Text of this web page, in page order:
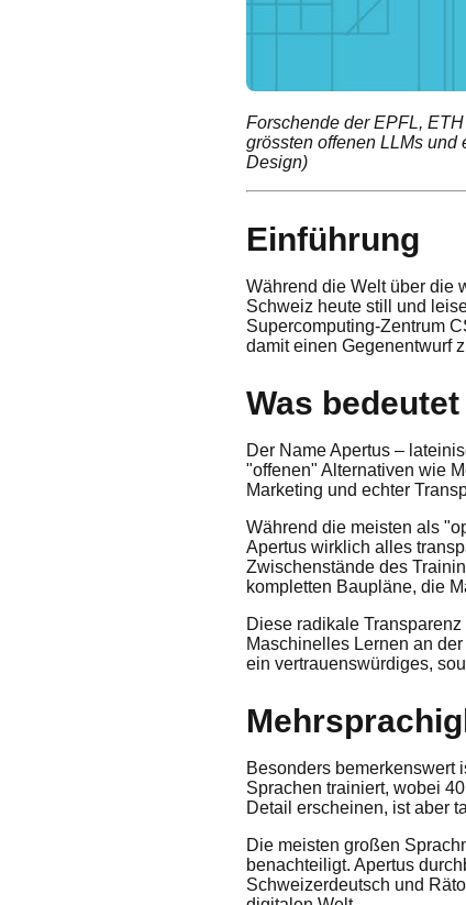
Forschende der EPFL,
grössten offenen LLMs
Design)
Einführung
Während die Welt über die
Schweiz heute still und
Supercomputing-Zentrum
damit einen Gegenentwurf
Was
Der Name Apertus –
"offenen" Alternativen wie
Marketing und echter
Während die meisten als
Apertus wirklich alles
Zwischenstände des
kompletten Baupläne, die
Diese radikale
Maschinelles Lernen an
ein vertrauenswürdiges,
Besonders bemerkenswert
Sprachen trainiert, wobei
Detail erscheinen, ist aber
Die meisten großen
benachteiligt. Apertus
Schweizerdeutsch und